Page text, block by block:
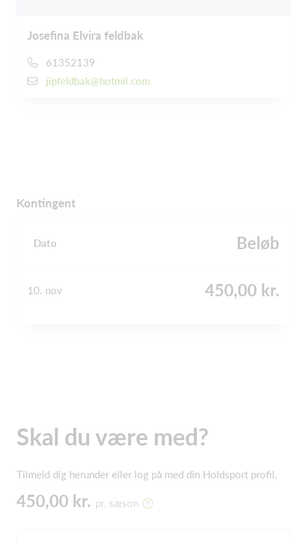
Josefina Elvira feldbak
61352139
jipfeldbak@hotmil.com
Kontingent
Dato Beløb
10. nov 450,00 kr.
Skal du være med?
Tilmeld dig herunder eller log på med din Holdsport profil.
450,00 kr. pr. sæson